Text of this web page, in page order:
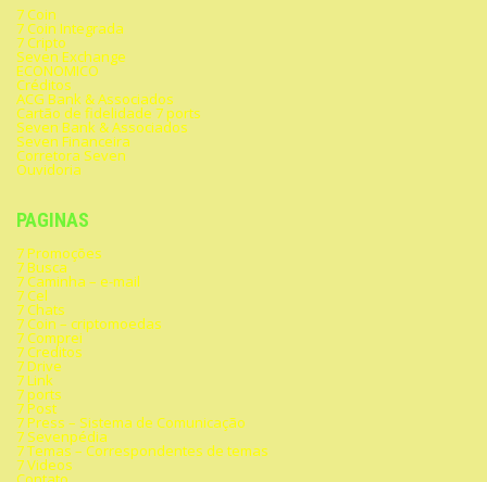
7 Coin
7 Coin Integrada
7 Cripto
Seven Exchange
ECONOMICO
Créditos
ACG Bank & Associados
Cartão de fidelidade 7 ports
Seven Bank & Associados
Seven Financeira
Corretora Seven
Ouvidoria
PAGINAS
7 Promoções
7 Busca
7 Caminha – e-mail
7 Cel
7 Chats
7 Coin – criptomoedas
7 Comprei
7 Creditos
7 Drive
7 Link
7 ports
7 Post
7 Press – Sistema de Comunicação
7 Sevenpédia
7 Temas – Correspondentes de temas
7 Videos